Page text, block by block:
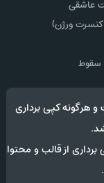
عاشقی
ورژن)
سقوط
هرگونه کپی برداری
برداری از قالب و محتوا